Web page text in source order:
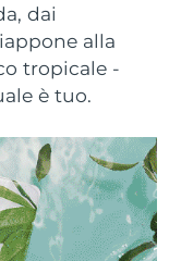
dai
alla
tropicale -
è tuo.
the-go
device
therapy
toothbrush
LED
stimata
stimata
stimata8/10/26
stimata8/14/26
stimata8/14/26